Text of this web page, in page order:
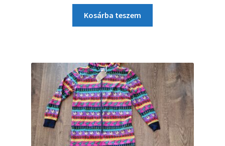
Kosárba teszem